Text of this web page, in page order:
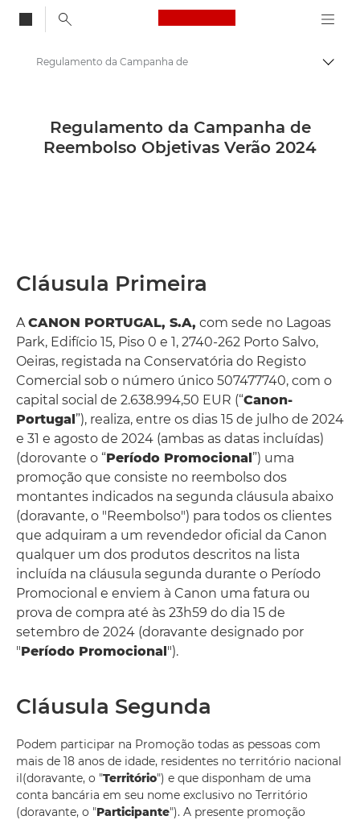
Canon Logo, back
Regulamento da Campanha de
Regulamento da Campanha de
Reembolso Objetivas Verão 2024
Cláusula Primeira
ACANON PORTUGAL, S.A, com sede no Lagoas
Park, Edifício 15, Piso 0 e 1, 2740-262 Porto Salvo,
Oeiras, registada na Conservatória do Registo
Comercial sob o número único 507477740, com o
capital social de 2.638.994,50 EUR (“Canon-
Portugal”), realiza, entre os dias 15 de julho de 2024
e 31 e agosto de 2024 (ambas as datas incluídas)
(dorovante o “Período Promocional”) uma
promoção que consiste no reembolso dos
montantes indicados na segunda cláusula abaixo
(doravante, o "Reembolso") para todos os clientes
que adquiram a um revendedor oficial da Canon
qualquer um dos produtos descritos na lista
incluída na cláusula segunda durante o Período
Promocional e enviem à Canon uma fatura ou
prova de compra até às 23h59 do dia 15 de
setembro de 2024 (doravante designado por
"Período Promocional").
Cláusula Segunda
Podem participar na Promoção todas as pessoas com
mais de 18 anos de idade, residentes no território nacional
il(doravante, o "Território") e que disponham de uma
conta bancária em seu nome exclusivo no Território
(doravante, o "Participante"). A presente promoção